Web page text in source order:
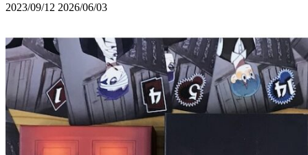
2023/09/12 2026/06/03